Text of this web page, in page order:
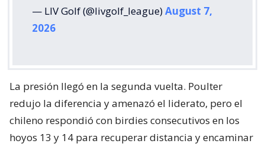
— LIV Golf (@livgolf_league)August 7,
2026
La presión llegó en la segunda vuelta. Poulter
redujo la diferencia y amenazó el liderato, pero el
chileno respondió con birdies consecutivos en los
hoyos 13 y 14 para recuperar distancia y encaminar